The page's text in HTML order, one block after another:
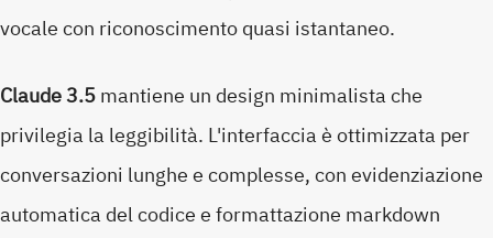
vocale con riconoscimento quasi istantaneo.
Claude 3.5mantiene un design minimalista che
privilegia la leggibilità. L'interfaccia è ottimizzata per
conversazioni lunghe e complesse, con evidenziazione
automatica del codice e formattazione markdown